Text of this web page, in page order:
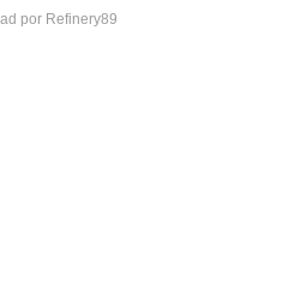
por Refinery89